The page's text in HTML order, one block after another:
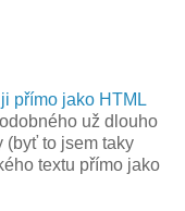
přímo jako HTML
už dlouho
(byť to jsem taky
textu přímo jako